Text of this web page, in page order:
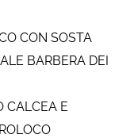
CON SOSTA
BARBERA DEI
CALCEA E